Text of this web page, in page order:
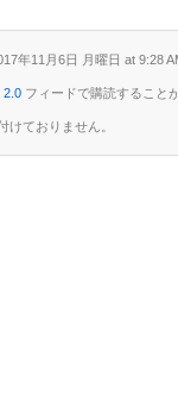
年11月6日 月曜日 at 9:28
2.0フィードで購読すること
けておりません。